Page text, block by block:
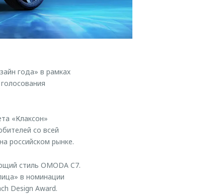
года» в рамках
«Клаксон»
со всей
российском рынке.
стиль OMODA C7.
в номинации
Design Award.